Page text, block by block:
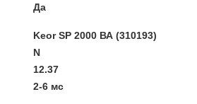
Да
Keor SP 2000 ВА (310193)
N
12.37
2-6 мс